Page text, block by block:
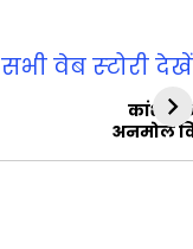
अनमोल
सभी वेब स्‍टोरी देखें